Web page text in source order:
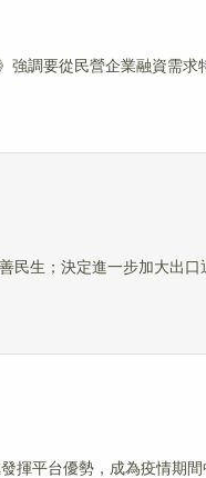
強調要從民營企業融資需求
民生；決定進一步加大出口
揮平台優勢，成為疫情期間